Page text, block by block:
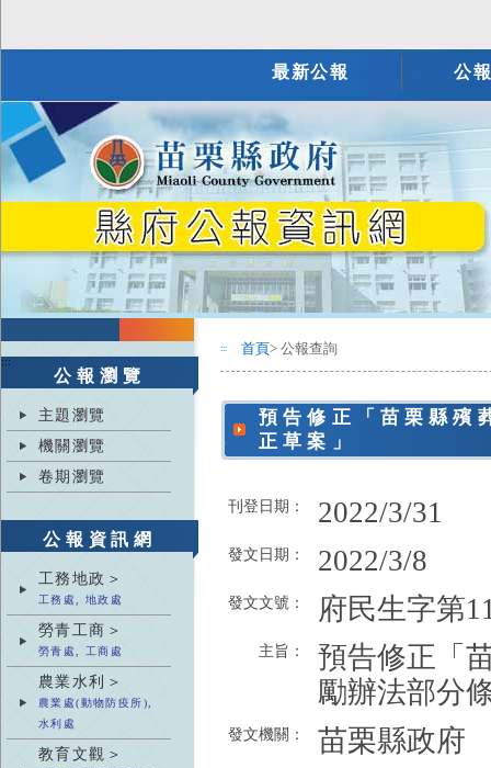
最新公報 公
:::
公報瀏覽
主題瀏覽
機關瀏覽
卷期瀏覽
公報資訊網
工務地政＞
工務處, 地政處
勞青工商＞
勞青處, 工商處
農業水利＞
農業處(動物防疫所),
水利處
教育文觀＞
::: 首頁> 公報查詢
預告修正「苗栗縣殯
正草案」
刊登日期： 2022/3/31
發文日期： 2022/3/8
發文文號： 府民生字第
主旨：
預告修正「
勵辦法部分
發文機關： 苗栗縣政府